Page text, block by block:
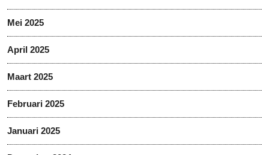
Mei 2025
April 2025
Maart 2025
Februari 2025
Januari 2025